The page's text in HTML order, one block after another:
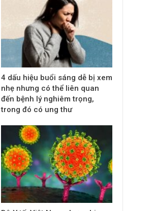
4 dấu hiệu buổi sáng dễ bị xem
nhẹ nhưng có thể liên quan
đến bệnh lý nghiêm trọng,
trong đó có ung thư